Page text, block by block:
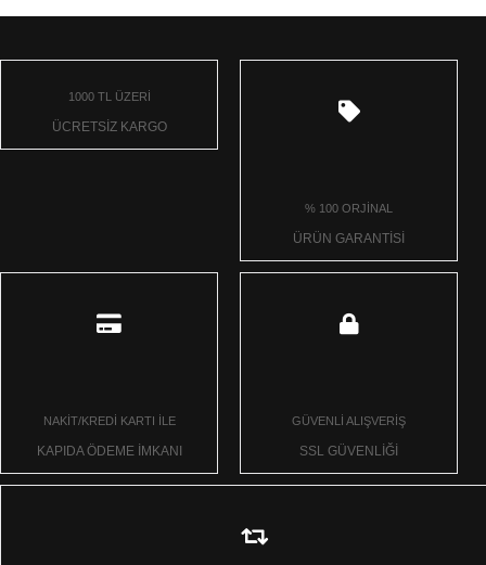
1000 TL ÜZERİ
ÜCRETSİZ KARGO
% 100 ORJİNAL
ÜRÜN GARANTİSİ
NAKİT/KREDİ KARTI İLE
KAPIDA ÖDEME İMKANI
GÜVENLİ ALIŞVERİŞ
SSL GÜVENLİĞİ